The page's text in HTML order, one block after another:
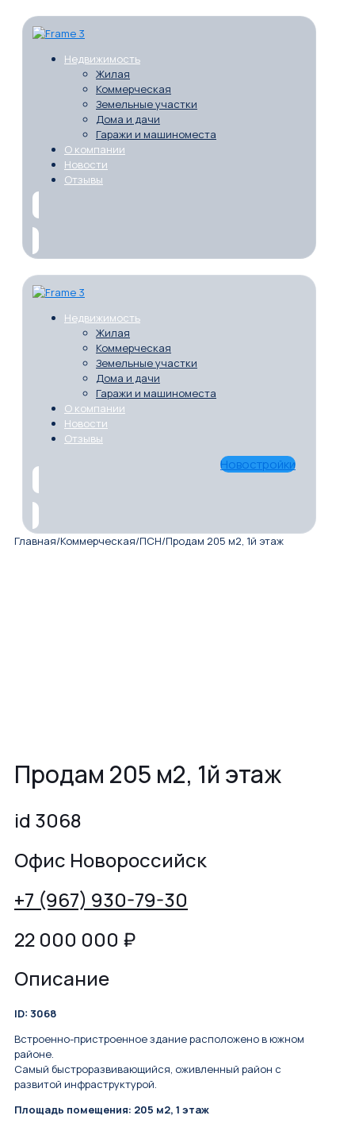
Недвижимость
Жилая
Коммерческая
Земельные участки
Дома и дачи
Гаражи и машиноместа
О компании
Новости
Отзывы
Недвижимость
Жилая
Коммерческая
Земельные участки
Дома и дачи
Гаражи и машиноместа
О компании
Новости
Отзывы
Новостройки
Главная/Коммерческая/ПСН/Продам 205 м2, 1й этаж
Продам 205 м2, 1й этаж
id 3068
Офис Новороссийск
+7 (967) 930-79-30
22 000 000 ₽
Описание
ID: 3068
Встроенно-пристроенное здание расположено в южном
районе.
Самый быстроразвивающийся, оживленный район с
развитой инфраструктурой.
Площадь помещения: 205 м2, 1 этаж